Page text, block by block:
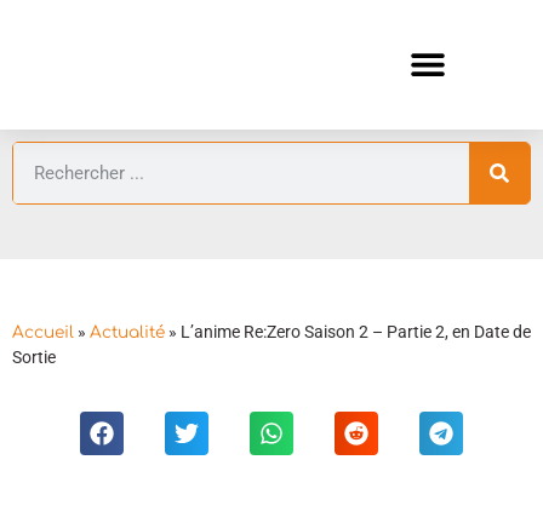
Accueil » Actualité » L’anime Re:Zero Saison 2 – Partie 2, en Date de
Sortie